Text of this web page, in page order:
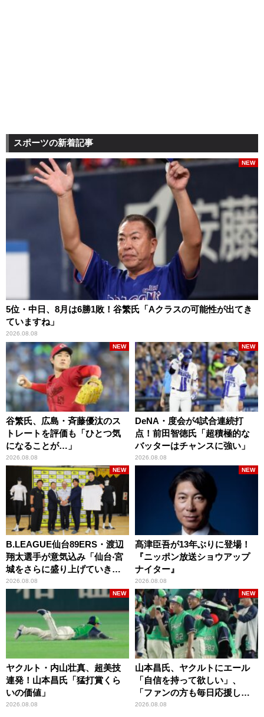
スポーツの新着記事
5位・中日、8月は6勝1敗！谷繁氏「Aクラスの可能性が出てき
ていますね」
2026.08.08
NEW
谷繁氏、広島・斉藤優汰のス
トレートを評価も「ひとつ気
になることが…」
2026.08.08
NEW
DeNA・度会が4試合連続打
点！前田智徳氏「超積極的な
バッターはチャンスに強い」
2026.08.08
NEW
B.LEAGUE仙台89ERS・渡辺
翔太選手が意気込み「仙台‧宮
城をさらに盛り上げていきた
いです」
2026.08.08
NEW
髙津臣吾が13年ぶりに登場！
『ニッポン放送ショウアップ
ナイター』
2026.08.08
NEW
ヤクルト・内山壮真、超美技
連発！山本昌氏「猛打賞くら
いの価値」
2026.08.08
NEW
山本昌氏、ヤクルトにエール
「自信を持って欲しい」、
「ファンの方も毎日応援して
くれています」
2026.08.08
NEW